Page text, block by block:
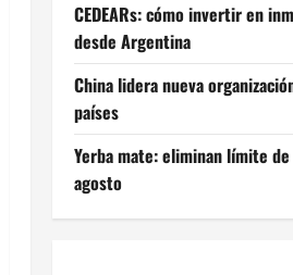
CEDEARs: cómo invertir en
desde Argentina
China lidera nueva
países
Yerba mate: eliminan límite
agosto